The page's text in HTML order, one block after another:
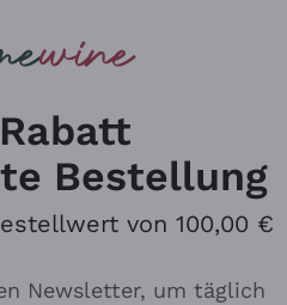
Bestellung
von 100,00 €
Newsletter, um täglich